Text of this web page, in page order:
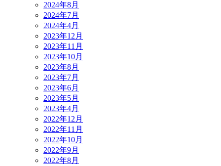
2024年8月
2024年7月
2024年4月
2023年12月
2023年11月
2023年10月
2023年8月
2023年7月
2023年6月
2023年5月
2023年4月
2022年12月
2022年11月
2022年10月
2022年9月
2022年8月